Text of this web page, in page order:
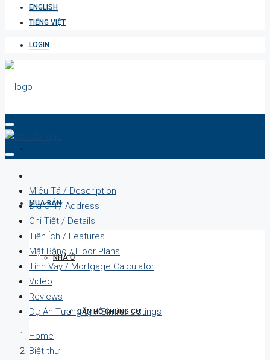
ENGLISH
TIẾNG VIỆT
LOGIN
MUA BÁN
NHÀ Ở
CĂN HỘ CHUNG CƯ
Miêu Tả / Description
Địa Chỉ / Address
Chi Tiết / Details
Tiện Ích / Features
Mặt Bằng / Floor Plans
Tính Vay / Mortgage Calculator
Video
Reviews
Dự Án Tương tự / Similar Listings
Home
Biệt thự